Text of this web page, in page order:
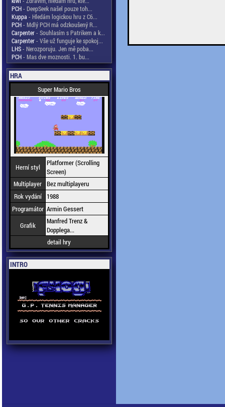
PCH- DeepSeek našel pouze toh...
Kuppa - Hledám logickou hru z C6...
PCH- Mdlý PCH má odzkoušený R...
Carpenter- Souhlasím s Patrikem a k...
Carpenter- Vše už funguje ke spokoj...
LHS- Nerozporuju. Jen mě poba...
PCH- Mas dve moznosti. 1. bu...
HRA
Super Mario Bros
Herní styl
Platformer (Scrolling
Screen)
Multiplayer Bez multiplayeru
Rok vydání
1988
Programátor Armin Gessert
Grafik
Manfred Trenz &
Dopplega...
detail hry
INTRO